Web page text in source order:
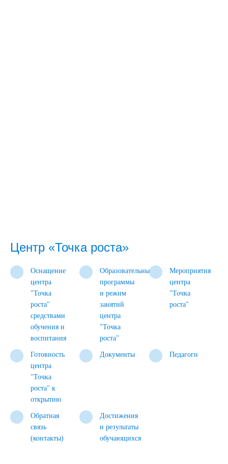
Центр «Точка роста»
Оснащение
центра
"Точка
роста"
средствами
обучения и
воспитания
Образовательные
программы
и режим
занятий
центра
"Точка
роста"
Мероприятия
центра
"Точка
роста"
Готовность
центра
"Точка
роста" к
открытию
Документы Педагоги
Обратная
связь
(контакты)
Достижения
и результаты
обучающихся